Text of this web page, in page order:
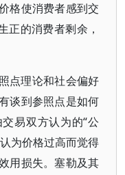
格使消费者感到交
正的消费者剩余，
点理论和社会偏好
谈到参照点是如何
易双方认为的“公
为价格过高而觉得
用损失。塞勒及其